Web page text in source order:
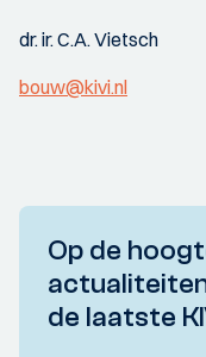
dr. ir. C.A. Vietsch
bouw@kivi.nl
Op de
de laatste